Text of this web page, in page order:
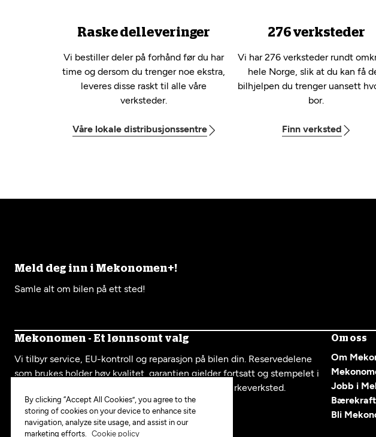
Raske delleveringer
Vi bestiller deler på forhånd før du har
time og dersom du trenger noe ekstra,
leveres disse raskt til alle våre
verksteder.
Våre lokale distribusjonssentre
276 verksteder
Vi har 276 verksteder rundt
hele Norge, slik at du kan få
bilhjelpen du trenger uansett
bor.
Finn verksted
Meld deg inn i Mekonomen+!
Samle alt om bilen på ett sted!
Mekonomen - Et lønnsomt valg
Vi tilbyr service, EU-kontroll og reparasjon på bilen din. Reservedelene
som brukes holder høy kvalitet, garantien gjelder fortsatt og stempelet i
serviceboka fra oss er like mye verdt som hos et merkeverksted.
Mekonomen i sosiale medier:
Om oss
Om
Jobb i
Bærekraft
Bli
By clicking “Accept All Cookies”, you agree to the
storing of cookies on your device to enhance site
navigation, analyze site usage, and assist in our
marketing efforts. Cookie policy